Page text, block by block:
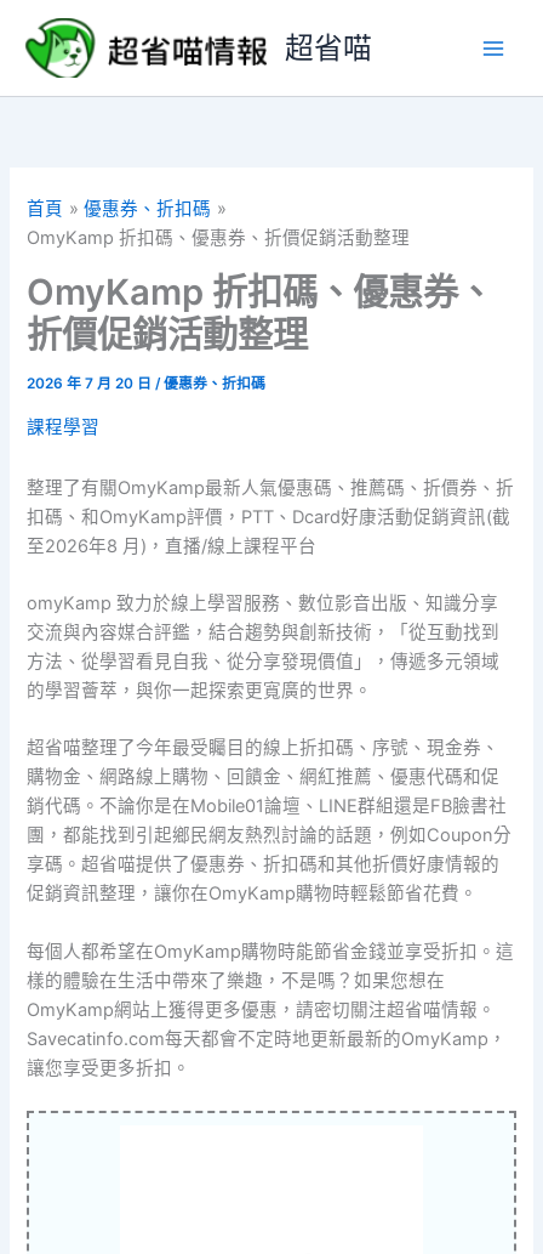
要
超省喵
首頁
優惠券、折扣碼
OmyKamp 折扣碼、優惠券、折價促銷活動整理
OmyKamp 折扣碼、優惠券、
折價促銷活動整理
2026 年 7 月 20 日/優惠券、折扣碼
課程學習
整理了有關OmyKamp最新人氣優惠碼、推薦碼、折價券、折
扣碼、和OmyKamp評價，PTT、Dcard好康活動促銷資訊(截
至2026年8 月)，直播/線上課程平台
omyKamp 致力於線上學習服務、數位影音出版、知識分享
交流與內容媒合評鑑，結合趨勢與創新技術，「從互動找到
方法、從學習看見自我、從分享發現價值」，傳遞多元領域
的學習薈萃，與你一起探索更寬廣的世界。
超省喵整理了今年最受矚目的線上折扣碼、序號、現金券、
購物金、網路線上購物、回饋金、網紅推薦、優惠代碼和促
銷代碼。不論你是在Mobile01論壇、LINE群組還是FB臉書社
團，都能找到引起鄉民網友熱烈討論的話題，例如Coupon分
享碼。超省喵提供了優惠券、折扣碼和其他折價好康情報的
促銷資訊整理，讓你在OmyKamp購物時輕鬆節省花費。
每個人都希望在OmyKamp購物時能節省金錢並享受折扣。這
樣的體驗在生活中帶來了樂趣，不是嗎？如果您想在
OmyKamp網站上獲得更多優惠，請密切關注超省喵情報。
Savecatinfo.com每天都會不定時地更新最新的OmyKamp，
讓您享受更多折扣。